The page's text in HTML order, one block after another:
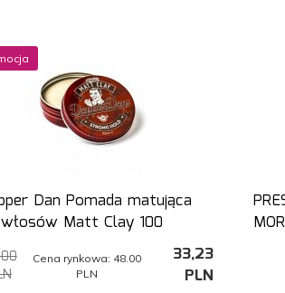
Dan Pomada matująca
Matt Clay 100
33,23
PLN
Cena rynkowa: 48.00
PLN